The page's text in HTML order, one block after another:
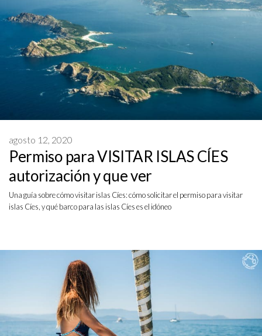
Permiso para VISITAR ISLAS CÍES
autorización y que ver
agosto 12, 2020
Una guía sobre cómo visitar islas Cíes: cómo solicitar el permiso para visitar
islas Cíes, y qué barco para las islas Cíes es el idóneo